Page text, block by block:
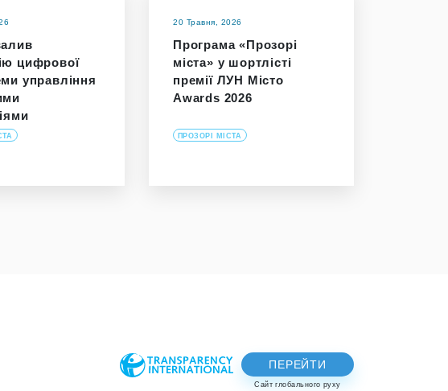
цифрової
управління
20 Травня, 2026
Програма «Прозорі
міста» у шортлісті
премії ЛУН Місто
Awards 2026
ПРОЗОРІ МІСТА
ПЕРЕЙТИ
Сайт глобального руху